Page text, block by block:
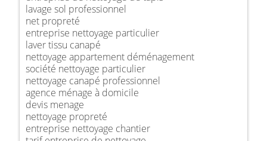
lavage sol professionnel
net propreté
entreprise nettoyage particulier
laver tissu canapé
nettoyage appartement déménagement
société nettoyage particulier
nettoyage canapé professionnel
agence ménage à domicile
devis menage
nettoyage propreté
entreprise nettoyage chantier